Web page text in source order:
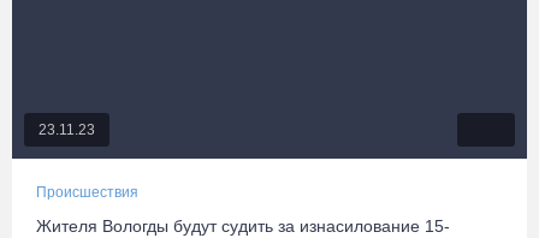
23.11.23
Происшествия
Жителя Вологды будут судить за изнасилование 15-